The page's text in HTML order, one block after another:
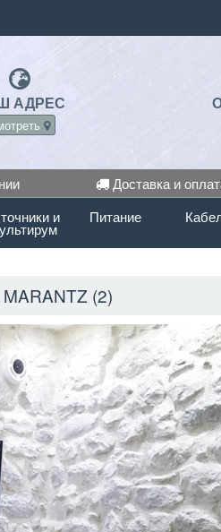
АДРЕС
Доставка и
и Питание
(2)